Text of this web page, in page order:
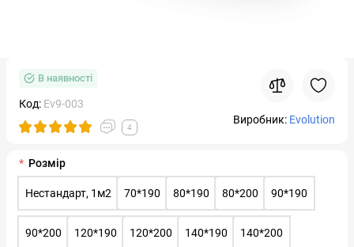
В наявності
Код: Ev9-003
4
Виробник: Evolution
Розмір
Нестандарт, 1м2 70*190 80*190 80*200 90*190
90*200 120*190 120*200 140*190 140*200